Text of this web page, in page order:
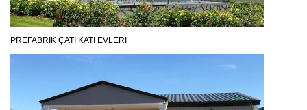
PREFABRIK ÇATI KATI EVLERI